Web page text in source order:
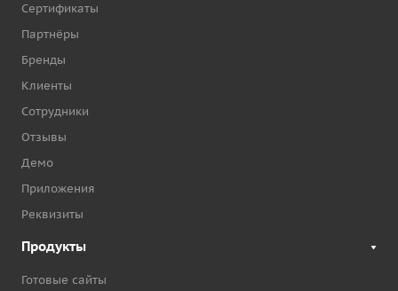
Сертификаты
Партнёры
Бренды
Клиенты
Сотрудники
Отзывы
Демо
Приложения
Реквизиты
Продукты
Готовые сайты